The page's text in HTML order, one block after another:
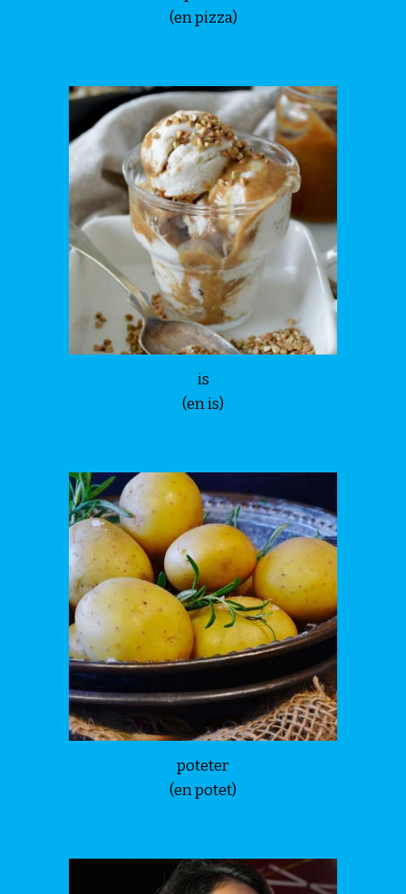
(en pizza)
is
(en is)
poteter
(en potet)